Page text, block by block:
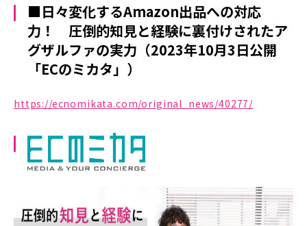
■日々変化するAmazon出品への対応
力！ 圧倒的知見と経験に裏付けされたア
グザルファの実力（2023年10月3日公開
「ECのミカタ」）
https://ecnomikata.com/original_news/40277/